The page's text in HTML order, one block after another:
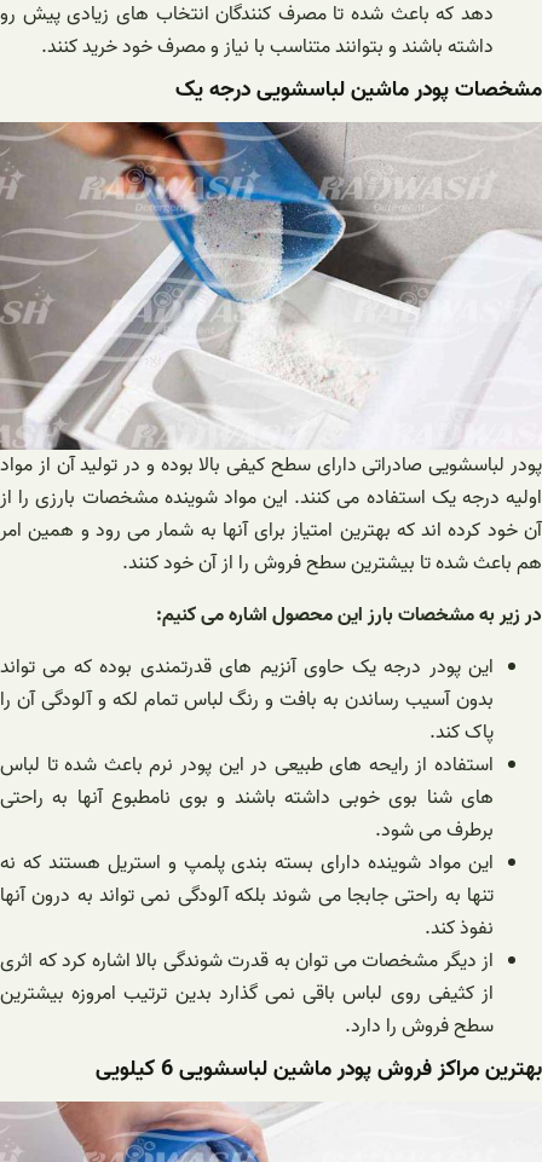
دهد که باعث شده تا مصرف کنندگان انتخاب های زیادی پیش رو
داشته باشند و بتوانند متناسب با نیاز و مصرف خود خرید کنند.
مشخصات پودر ماشین لباسشویی درجه یک
پودر لباسشویی صادراتی دارای سطح کیفی بالا بوده و در تولید آن از مواد
اولیه درجه یک استفاده می کنند. این مواد شوینده مشخصات بارزی را از
آن خود کرده اند ‌که بهترین امتیاز برای آنها به شمار می رود و همین امر
هم باعث شده تا بیشترین سطح فروش را از آن خود کنند.
در زیر به مشخصات بارز این محصول اشاره می کنیم:
این پودر درجه یک حاوی آنزیم های قدرتمندی بوده که می تواند
بدون آسیب رساندن به بافت و رنگ لباس تمام لکه و آلودگی آن را
پاک کند.
استفاده از رایحه های طبیعی در این پودر نرم باعث شده تا لباس
های شنا بوی خوبی داشته باشند و بوی نامطبوع آنها به راحتی
برطرف می شود.
این مواد شوینده دارای بسته بندی پلمپ و استریل هستند که نه
تنها به راحتی جابجا می شوند بلکه آلودگی نمی تواند به درون آنها
نفوذ ‌کند.
از دیگر مشخصات می توان به قدرت شوندگی بالا اشاره کرد که اثری
از کثیفی روی لباس باقی نمی گذارد بدین ترتیب امروزه بیشترین
سطح فروش را دارد‌.
بهترین مراکز فروش پودر ماشین لباسشویی 6 کیلویی